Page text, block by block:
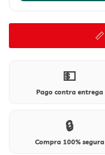
💵
Pago contra entrega
🔒
Compra 100% segura